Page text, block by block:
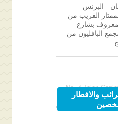
- البرنس
القريب من
بشارع
البافليون من
No. 4 Jalan
Lumpur,
والافطار